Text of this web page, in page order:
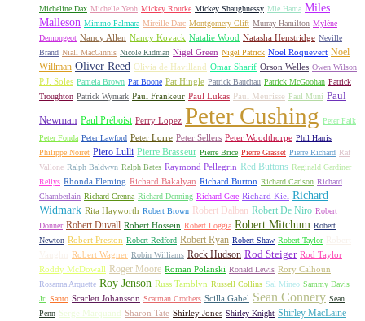
Micheline Dax Michelle Yeoh Mickey Rourke Mickey Shaughnessy Mie Hama Miles
Malleson Mimmo Palmara Mireille Darc Montgomery Clift Murray Hamilton Mylène
Demongeot Nancy Allen Nancy Kovack Natalie Wood Natasha Henstridge Neville
Brand Niall MacGinnis Nicole Kidman Nigel Green Nigel Patrick Noël Roquevert Noel
Willman Oliver Reed Olivia de Havilland Omar Sharif Orson Welles Owen Wilson
P.J. Soles Pamela Brown Pat Boone Pat Hingle Patrick Bauchau Patrick McGoohan Patrick
Troughton Patrick Wymark Paul Frankeur Paul Lukas Paul Meurisse Paul Muni Paul
Newman Paul Préboist Perry Lopez Peter Cushing Peter Falk
Peter Fonda Peter Lawford Peter Lorre Peter Sellers Peter Woodthorpe Phil Harris
Philippe Noiret Piero Lulli Pierre Brasseur Pierre Brice Pierre Grasset Pierre Richard Raf
Vallone Ralph Baldwyn Ralph Bates Raymond Pellegrin Red Buttons Reginald Gardiner
Rellys Rhonda Fleming Richard Bakalyan Richard Burton Richard Carlson Richard
Chamberlain Richard Crenna Richard Denning Richard Gere Richard Kiel Richard
Widmark Rita Hayworth Robert Brown Robert Dalban Robert De Niro Robert
Donner Robert Duvall Robert Hossein Robert Loggia Robert Mitchum Robert
Newton Robert Preston Robert Redford Robert Ryan Robert Shaw Robert Taylor
Robert Wagner Robin Williams Rock Hudson Rod Steiger Rod Taylor
Roddy McDowall Roger Moore Roman Polanski Ronald Lewis Rory Calhoun
Rosanna Arquette Roy Jenson Russ Tamblyn Russell Collins Sal Mineo Sammy Davis
Jr. Santo Scarlett Johansson Scatman Crothers Scilla Gabel Sean Connery Sean
Penn Serge Marquand Sharon Tate Shirley Jones Shirley Knight Shirley MacLaine